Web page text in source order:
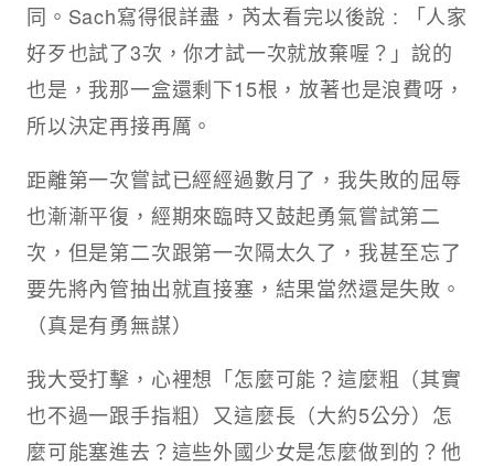
同。Sach寫得很詳盡，芮太看完以後說 : 「人家
好歹也試了3次，你才試一次就放棄喔？」說的
也是，我那一盒還剩下15根，放著也是浪費呀，
所以決定再接再厲。
距離第一次嘗試已經經過數月了，我失敗的屈辱
也漸漸平復，經期來臨時又鼓起勇氣嘗試第二
次，但是第二次跟第一次隔太久了，我甚至忘了
要先將內管抽出就直接塞，結果當然還是失敗。
（真是有勇無謀）
我大受打擊，心裡想「怎麼可能？這麼粗（其實
也不過一跟手指粗）又這麼長（大約5公分）怎
麼可能塞進去？這些外國少女是怎麼做到的？他